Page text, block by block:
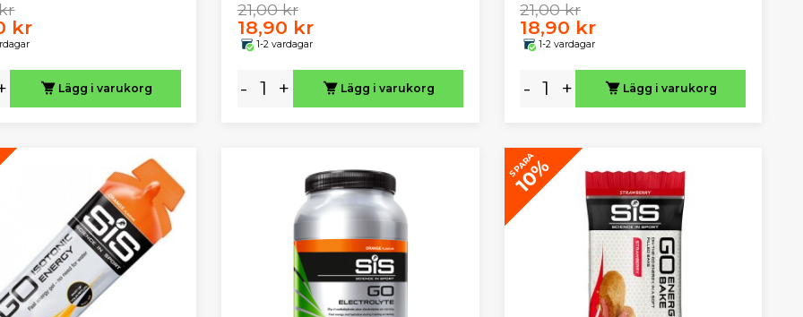
kr
Lägg i varukorg
21,00 kr
18,90 kr
1-2 vardagar
- + Lägg i varukorg
21,00 kr
18,90 kr
1-2 vardagar
- + Lägg i varukorg
SPARA
10%